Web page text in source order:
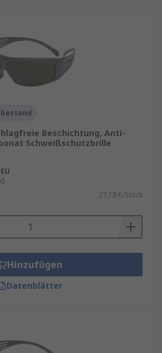
Beschichtung, Anti-
Schweißschutzbrille
27,18 €/Stück
Hinzufügen
Datenblätter